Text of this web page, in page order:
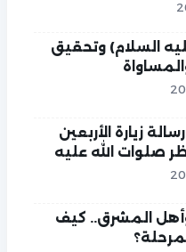
السلام) وتحقيق
زيارة الأربعين
صلوات الله عليه
وأهل المشرق.. كيف